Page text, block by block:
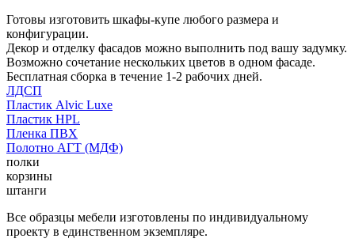
Готовы изготовить шкафы-купе любого размера и
конфигурации.
Декор и отделку фасадов можно выполнить под вашу задумку.
Возможно сочетание нескольких цветов в одном фасаде.
Бесплатная сборка в течение 1-2 рабочих дней.
ЛДСП
Пластик Alvic Luxe
Пластик HPL
Пленка ПВХ
Полотно АГТ (МДФ)
полки
корзины
штанги
Все образцы мебели изготовлены по индивидуальному
проекту в единственном экземпляре.